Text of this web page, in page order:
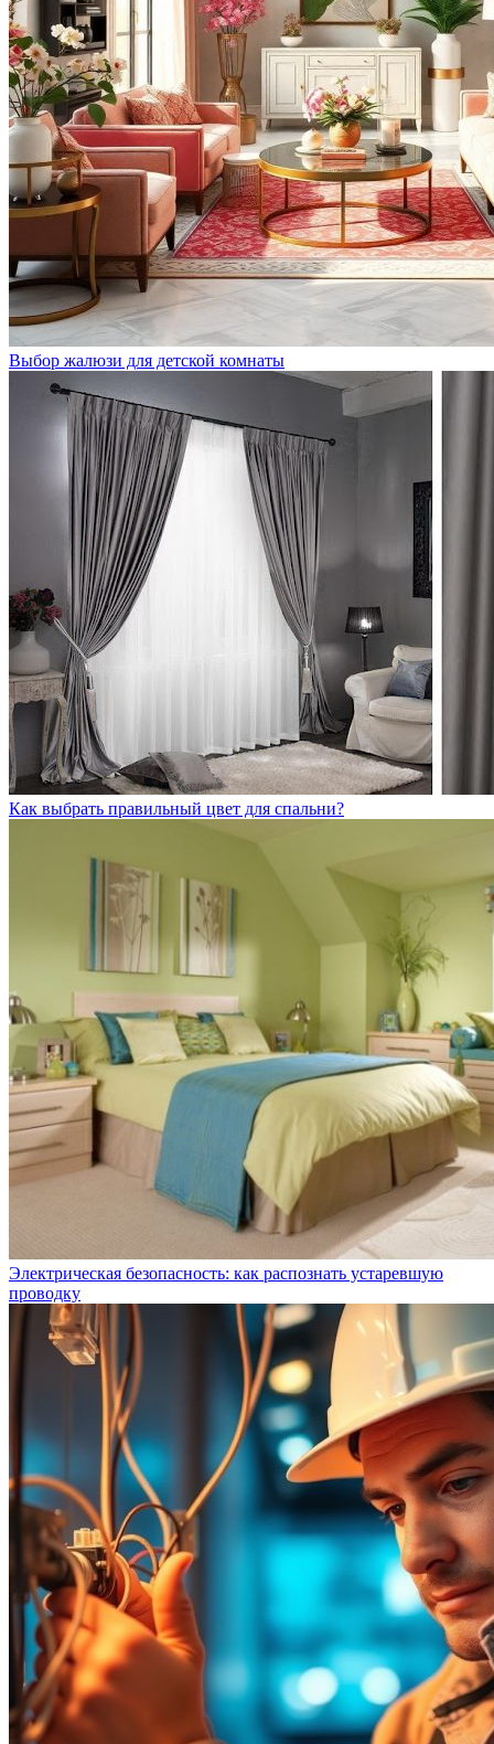
Выбор жалюзи для детской комнаты
Как выбрать правильный цвет для спальни?
Электрическая безопасность: как распознать устаревшую
проводку